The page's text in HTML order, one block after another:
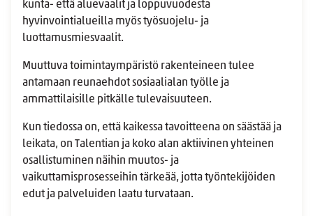
kunta- että aluevaalit ja loppuvuodesta
hyvinvointialueilla myös työsuojelu- ja
luottamusmiesvaalit.
Muuttuva toimintaympäristö rakenteineen tulee
antamaan reunaehdot sosiaalialan työlle ja
ammattilaisille pitkälle tulevaisuuteen.
Kun tiedossa on, että kaikessa tavoitteena on säästää ja
leikata, on Talentian ja koko alan aktiivinen yhteinen
osallistuminen näihin muutos- ja
vaikuttamisprosesseihin tärkeää, jotta työntekijöiden
edut ja palveluiden laatu turvataan.